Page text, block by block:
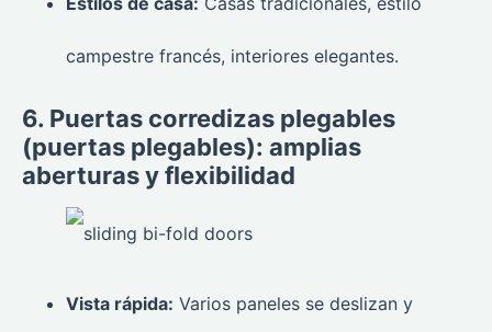
campestre francés, interiores elegantes.
6. Puertas corredizas plegables
(puertas plegables): amplias
aberturas y flexibilidad
Vista rápida: Varios paneles se deslizan y